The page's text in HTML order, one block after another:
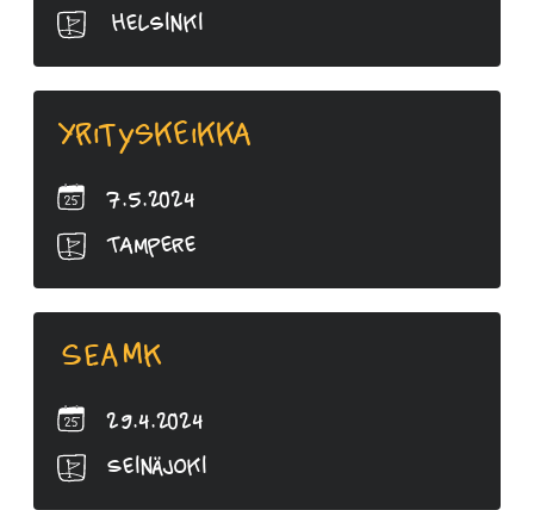
Helsinki
Yrityskeikka
7.5.2024
Tampere
SEAMK
29.4.2024
Seinäjoki